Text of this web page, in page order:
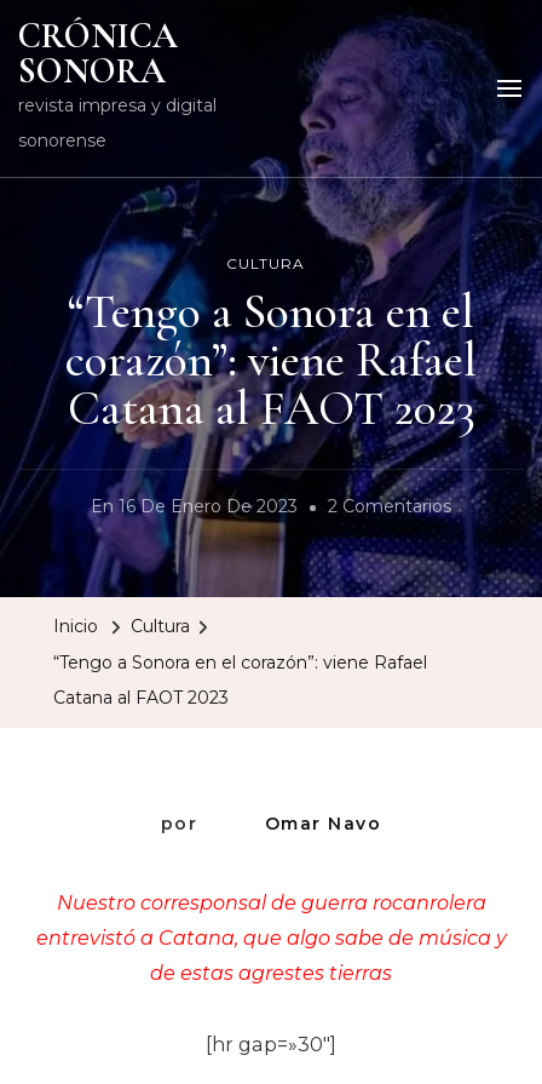
CRÓNICA
SONORA
revista impresa y digital
sonorense
CULTURA
“Tengo a Sonora en el
corazón”: viene Rafael
Catana al FAOT 2023
En 16 De Enero De 2023 2 ComentariosEn
“Tengo
A
FAOT
2023
Inicio
Cultura
“Tengo a Sonora en el corazón”: viene Rafael
Catana al FAOT 2023
por Omar Navo
Nuestro corresponsal de guerra rocanrolera
entrevistó a Catana, que algo sabe de música y
de estas agrestes tierras
[hr gap=»30″]